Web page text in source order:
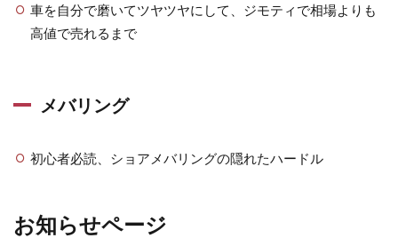
車を自分で磨いてツヤツヤにして、ジモティで相場よりも
高値で売れるまで
メバリング
初心者必読、ショアメバリングの隠れたハードル
お知らせページ